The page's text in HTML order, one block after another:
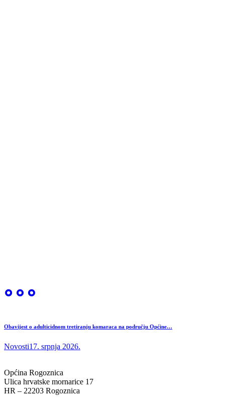
Obavijest o adulticidnom tretiranju komaraca na području Općine…
Novosti17. srpnja 2026.
Općina Rogoznica
Ulica hrvatske mornarice 17
HR – 22203 Rogoznica